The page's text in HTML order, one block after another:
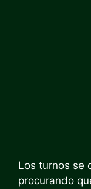
Los turnos se
procurando